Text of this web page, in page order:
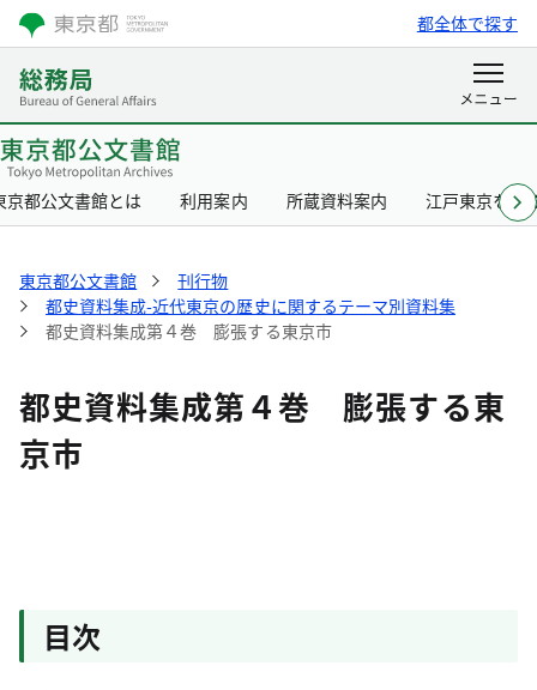
都全体で探す
京都公文書館とは 利用案内 所蔵資料案内 江戸東京を知
東京都公文書館
刊行物
都史資料集成-近代東京の歴史に関するテーマ別資料集
都史資料集成第４巻 膨張する東京市
都史資料集成第４巻 膨張する東
京市
目次